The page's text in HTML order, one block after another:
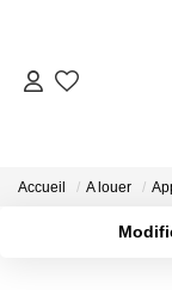
Accueil A louer